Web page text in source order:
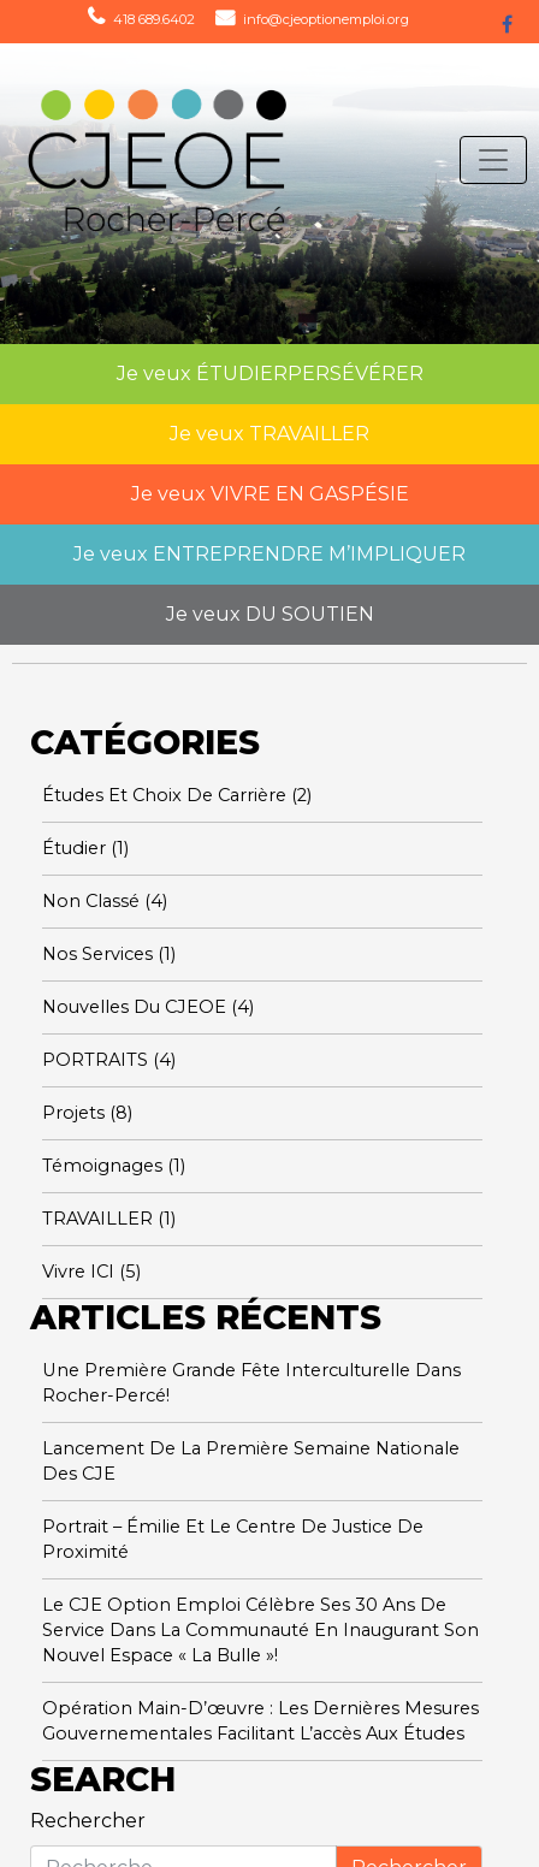
418 689.6402 info@cjeoptionemploi.org
Je veux ÉTUDIERPERSÉVÉRER
Je veux TRAVAILLER
Je veux VIVRE EN GASPÉSIE
Je veux ENTREPRENDRE M’IMPLIQUER
Je veux DU SOUTIEN
CATÉGORIES
Études Et Choix De Carrière (2)
Étudier (1)
Non Classé (4)
Nos Services (1)
Nouvelles Du CJEOE (4)
PORTRAITS (4)
Projets (8)
Témoignages (1)
TRAVAILLER (1)
Vivre ICI (5)
ARTICLES RÉCENTS
Une Première Grande Fête Interculturelle Dans
Rocher-Percé!
Lancement De La Première Semaine Nationale
Des CJE
Portrait – Émilie Et Le Centre De Justice De
Proximité
Le CJE Option Emploi Célèbre Ses 30 Ans De
Service Dans La Communauté En Inaugurant Son
Nouvel Espace « La Bulle »!
Opération Main-D’œuvre : Les Dernières Mesures
Gouvernementales Facilitant L’accès Aux Études
SEARCH
Rechercher